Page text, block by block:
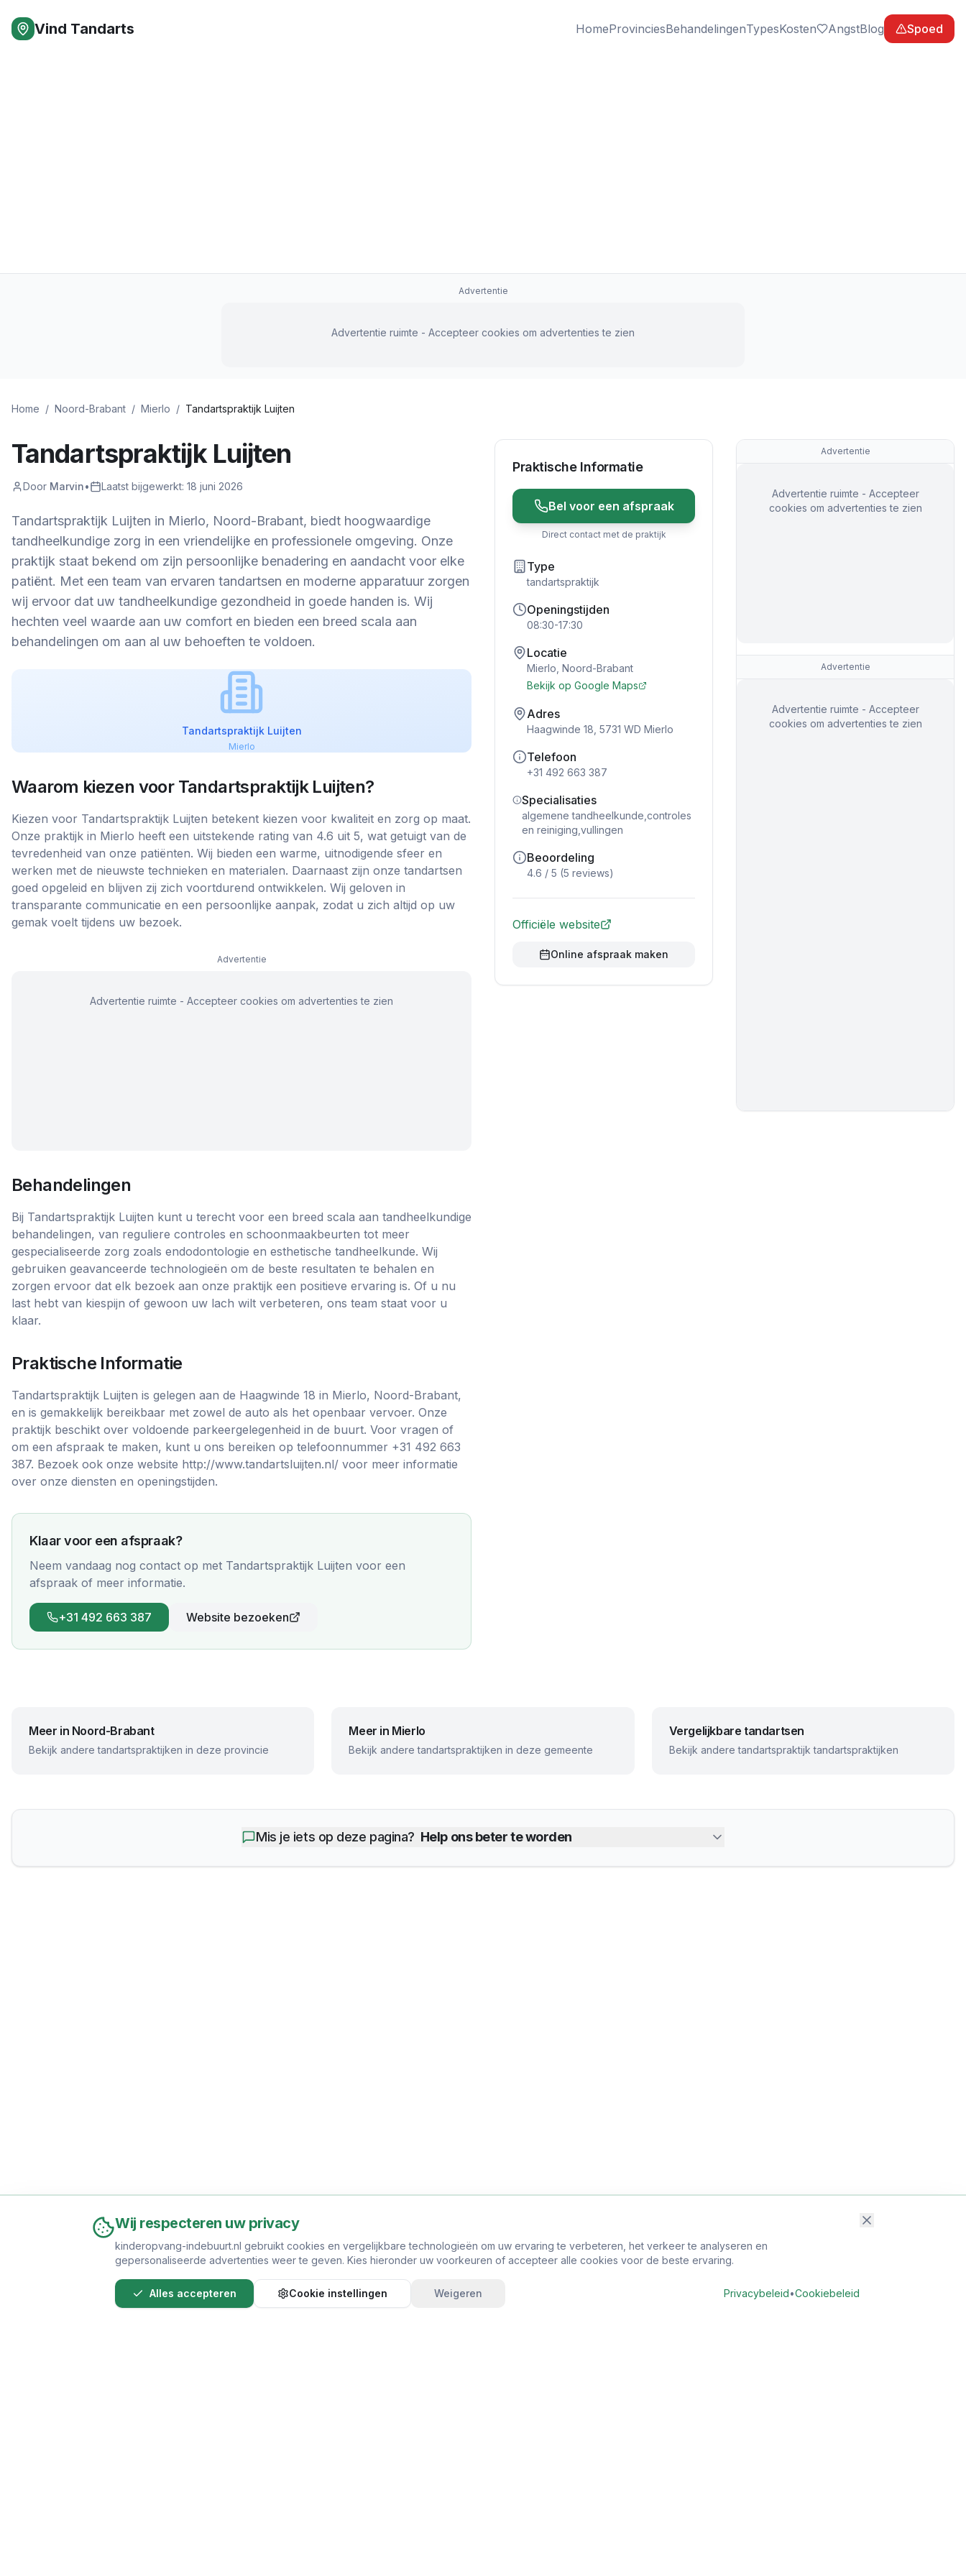
Vind Tandarts HomeProvinciesBehandelingenTypesKosten AngstBlog Spoed
Advertentie
Advertentie ruimte - Accepteer cookies om advertenties te zien
Home / Noord-Brabant / Mierlo / Tandartspraktijk Luijten
Tandartspraktijk Luijten
Door Marvin• Laatst bijgewerkt: 18 juni 2026
Tandartspraktijk Luijten in Mierlo, Noord-Brabant, biedt hoogwaardige
tandheelkundige zorg in een vriendelijke en professionele omgeving. Onze
praktijk staat bekend om zijn persoonlijke benadering en aandacht voor elke
patiënt. Met een team van ervaren tandartsen en moderne apparatuur zorgen
wij ervoor dat uw tandheelkundige gezondheid in goede handen is. Wij
hechten veel waarde aan uw comfort en bieden een breed scala aan
behandelingen om aan al uw behoeften te voldoen.
Tandartspraktijk Luijten
Mierlo
Waarom kiezen voor Tandartspraktijk Luijten?
Kiezen voor Tandartspraktijk Luijten betekent kiezen voor kwaliteit en zorg op maat.
Onze praktijk in Mierlo heeft een uitstekende rating van 4.6 uit 5, wat getuigt van de
tevredenheid van onze patiënten. Wij bieden een warme, uitnodigende sfeer en
werken met de nieuwste technieken en materialen. Daarnaast zijn onze tandartsen
goed opgeleid en blijven zij zich voortdurend ontwikkelen. Wij geloven in
transparante communicatie en een persoonlijke aanpak, zodat u zich altijd op uw
gemak voelt tijdens uw bezoek.
Advertentie
Advertentie ruimte - Accepteer cookies om advertenties te zien
Behandelingen
Bij Tandartspraktijk Luijten kunt u terecht voor een breed scala aan tandheelkundige
behandelingen, van reguliere controles en schoonmaakbeurten tot meer
gespecialiseerde zorg zoals endodontologie en esthetische tandheelkunde. Wij
gebruiken geavanceerde technologieën om de beste resultaten te behalen en
zorgen ervoor dat elk bezoek aan onze praktijk een positieve ervaring is. Of u nu
last hebt van kiespijn of gewoon uw lach wilt verbeteren, ons team staat voor u
klaar.
Praktische Informatie
Tandartspraktijk Luijten is gelegen aan de Haagwinde 18 in Mierlo, Noord-Brabant,
en is gemakkelijk bereikbaar met zowel de auto als het openbaar vervoer. Onze
praktijk beschikt over voldoende parkeergelegenheid in de buurt. Voor vragen of
om een afspraak te maken, kunt u ons bereiken op telefoonnummer +31 492 663
387. Bezoek ook onze website http://www.tandartsluijten.nl/ voor meer informatie
over onze diensten en openingstijden.
Klaar voor een afspraak?
Neem vandaag nog contact op met Tandartspraktijk Luijten voor een
afspraak of meer informatie.
+31 492 663 387 Website bezoeken
Praktische Informatie
Bel voor een afspraak
Direct contact met de praktijk
Type
tandartspraktijk
Openingstijden
08:30-17:30
Locatie
Mierlo Noord-Brabant
Bekijk op Google Maps
Adres
Haagwinde 18, 5731 WD Mierlo
Telefoon
+31 492 663 387
Specialisaties
algemene tandheelkunde,controles
en reiniging,vullingen
Beoordeling
4.6 / 5 (5 reviews)
Officiële website
Online afspraak maken
Advertentie
Advertentie ruimte - Accepteer
cookies om advertenties te zien
Advertentie
Advertentie ruimte - Accepteer
cookies om advertenties te zien
Meer in Noord-Brabant
Bekijk andere tandartspraktijken in deze provincie
Meer in Mierlo
Bekijk andere tandartspraktijken in deze gemeente
Vergelijkbare tandartsen
Bekijk anderetandartspraktijk tandartspraktijken
Mis je iets op deze pagina? Help ons beter te worden
Wij respecteren uw privacy
kinderopvang-indebuurt.nl gebruikt cookies en vergelijkbare technologieën om uw ervaring te verbeteren, het verkeer te analyseren en
gepersonaliseerde advertenties weer te geven. Kies hieronder uw voorkeuren of accepteer alle cookies voor de beste ervaring.
Alles accepteren Cookie instellingen Weigeren Privacybeleid•Cookiebeleid